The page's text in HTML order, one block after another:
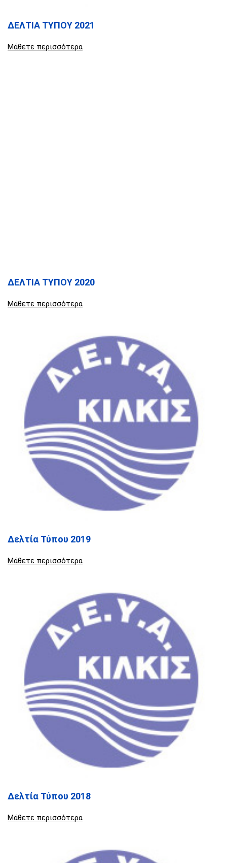
ΔΕΛΤΙΑ ΤΥΠΟΥ 2021
Μάθετε περισσότερα
ΔΕΛΤΙΑ ΤΥΠΟΥ 2020
Μάθετε περισσότερα
Δελτία Τύπου 2019
Μάθετε περισσότερα
Δελτία Τύπου 2018
Μάθετε περισσότερα